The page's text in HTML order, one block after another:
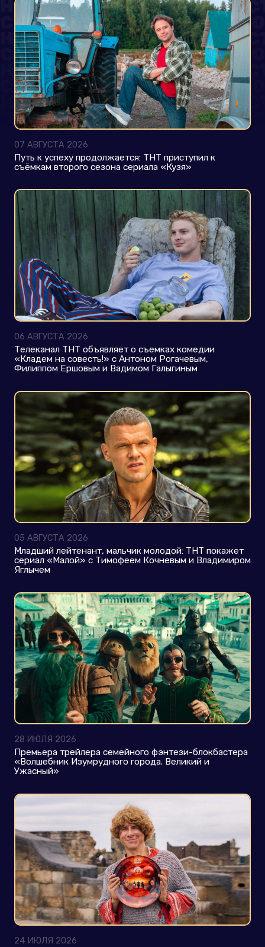
ДЕМИС КАРИБИДИС
ЮЛИЯ АХМЕДОВА
АЛЕКСЕЙ ЩЕРБАКОВ
ЗОЯ БЕРБЕР
ЛЯЙСАН УТЯШЕВА
МАКСИМ ЛАГАШКИН
ВАЛЕНТИНА МАЗУНИНА
ГАРИК МАРТИРОСЯН
ВЛАДИМИР СЕЛИВАНОВ
ИРИНА МЯГКОВА
Путь к успеху продолжается: ТНТ приступил к
съёмкам второго сезона сериала «Кузя»
07 АВГУСТА 2026
Телеканал ТНТ объявляет о съемках комедии
«Кладем на совесть!» с Антоном Рогачевым,
Филиппом Ершовым и Вадимом Галыгиным
06 АВГУСТА 2026
Младший лейтенант, мальчик молодой: ТНТ покажет
сериал «Малой» с Тимофеем Кочневым и Владимиром
Яглычем
05 АВГУСТА 2026
Премьера трейлера семейного фэнтези-блокбастера
«Волшебник Изумрудного города. Великий и
Ужасный»
28 ИЮЛЯ 2026
24 ИЮЛЯ 2026